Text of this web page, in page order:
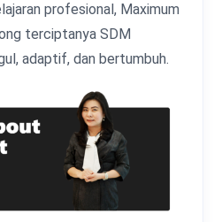
profesional, Maximum
terciptanya SDM
adaptif, dan bertumbuh.